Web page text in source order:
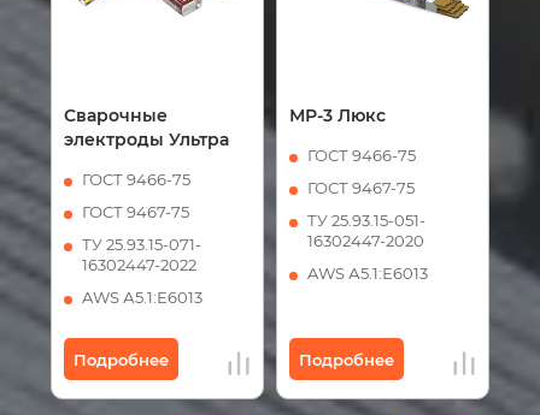
Сварочные
электроды Ультра
ГОСТ 9466-75
ГОСТ 9467-75
ТУ 25.93.15-071-
16302447-2022
AWS А5.1:Е6013
Подробнее
МР-3 Люкс
ГОСТ 9466-75
ГОСТ 9467-75
ТУ 25.93.15-051-
16302447-2020
AWS А5.1:Е6013
Подробнее